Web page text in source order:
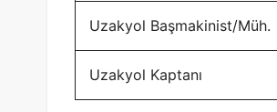
Uzakyol Başmakinist/Müh.
Uzakyol Kaptanı